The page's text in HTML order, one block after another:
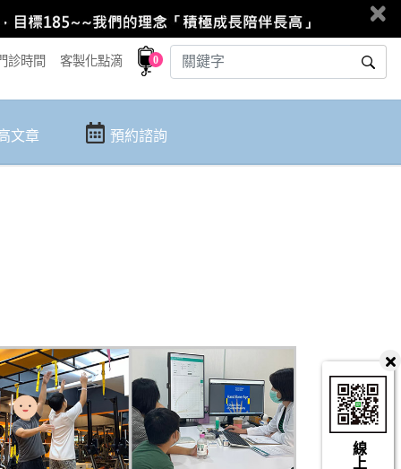
診時間 客製化點滴 0
文章 預約諮詢
線上